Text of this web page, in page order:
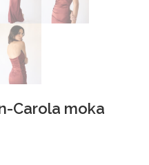
Carola moka